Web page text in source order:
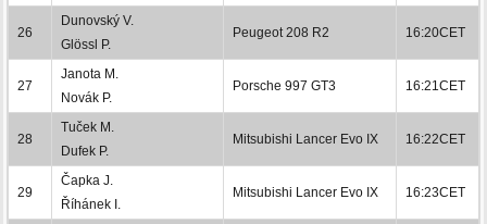
26
Dunovský V.
Glössl P.
Peugeot 208 R2 16:20CET
27
Janota M.
Novák P.
Porsche 997 GT3 16:21CET
28
Tuček M.
Dufek P.
Mitsubishi Lancer Evo IX 16:22CET
29
Čapka J.
Říhánek I.
Mitsubishi Lancer Evo IX 16:23CET